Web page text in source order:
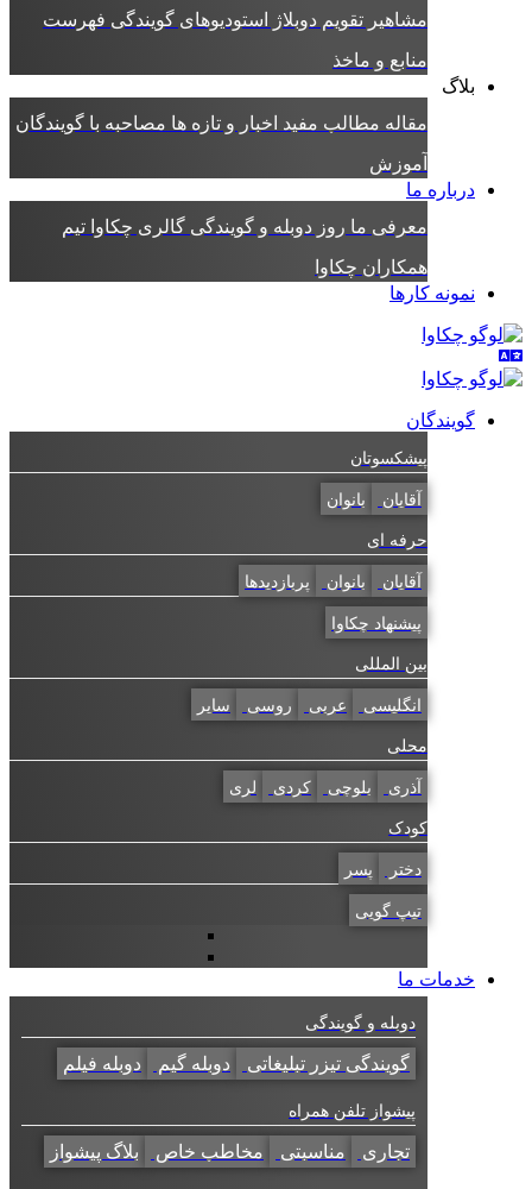
مشاهیرتقویم دوبلاژاستودیوهای گویندگیفهرست
منابع و ماخذ
بلاگ
مقالهمطالب مفیداخبار و تازه ها مصاحبه با گویندگان
آموزش
درباره ما
معرفی ماروز دوبله و گویندگیگالری چکاواتیم
همکاران چکاوا
نمونه کارها
گویندگان
پیشکسوتان
بانوان
حرفه ای
بانوان پربازدیدها
پیشنهاد چکاوا
بین المللی
انگلیسی عربی روسی سایر
محلی
بلوچی کردی لری
کودک
پسر
تیپ گویی
خدمات ما
دوبله و گویندگی
گویندگی تیزر تبلیغاتی دوبله گیم دوبله فیلم
پیشواز تلفن همراه
تجاری مناسبتی مخاطب خاص بلاگ پیشواز